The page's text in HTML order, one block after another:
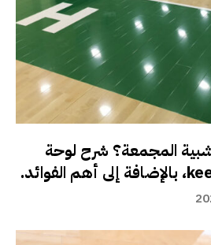
المجمعة؟ شرح لوحة